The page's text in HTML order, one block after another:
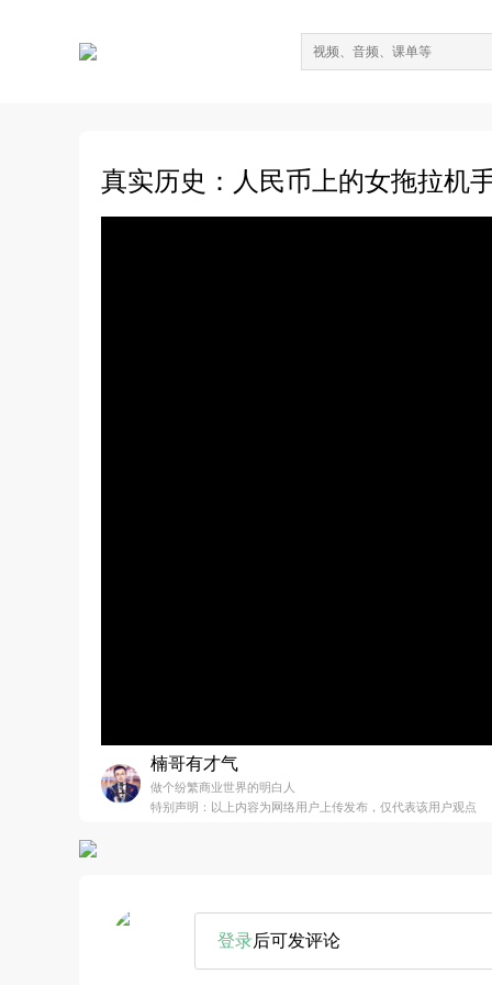
真实历史：人民币上的女拖拉机
楠哥有才气
做个纷繁商业世界的明白人
特别声明：以上内容为网络用户上传发布，仅代表该用户观点
登录后可发评论